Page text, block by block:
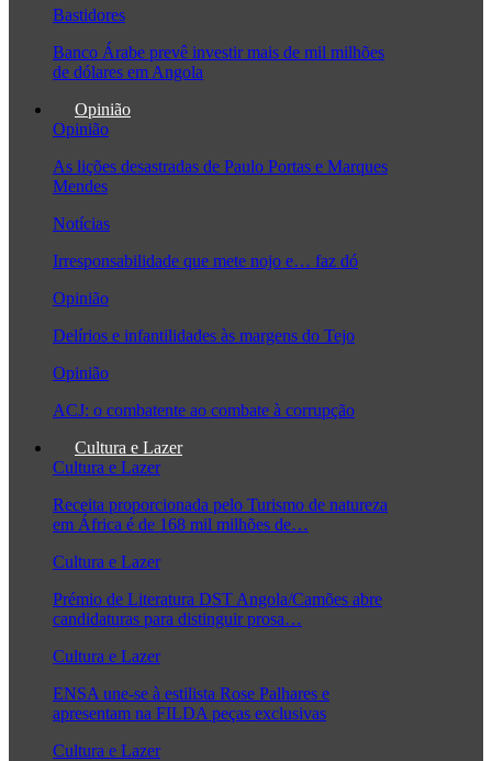
Bastidores
Banco Árabe prevê investir mais de mil milhões
de dólares em Angola
Opinião
Opinião
As lições desastradas de Paulo Portas e Marques
Mendes
Notícias
Irresponsabilidade que mete nojo e… faz dó
Opinião
Delírios e infantilidades às margens do Tejo
Opinião
ACJ: o combatente ao combate à corrupção
Cultura e Lazer
Cultura e Lazer
Receita proporcionada pelo Turismo de natureza
em África é de 168 mil milhões de…
Cultura e Lazer
Prémio de Literatura DST Angola/Camões abre
candidaturas para distinguir prosa…
Cultura e Lazer
ENSA une-se à estilista Rose Palhares e
apresentam na FILDA peças exclusivas
Cultura e Lazer